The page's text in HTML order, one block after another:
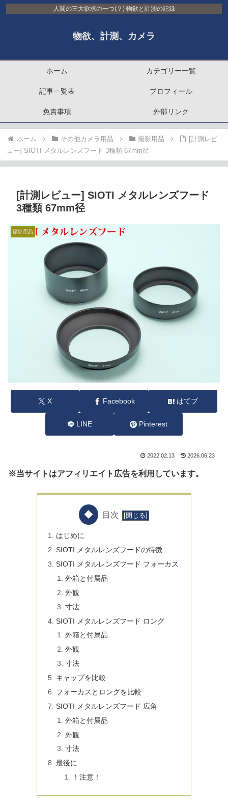
人間の三大欲求の一つ(？) 物欲と計測の記録
物欲、計測、カメラ
ホーム カテゴリー一覧
記事一覧表 プロフィール
免責事項 外部リンク
ホーム その他カメラ用品 撮影用品
[計測レビ
ュー] SIOTI メタルレンズフード 3種類 67mm径
[計測レビュー] SIOTI メタルレンズフード
3種類 67mm径
撮影用品
X Facebook はてブ
LINE Pinterest
2022.02.13 2026.06.23
※当サイトはアフィリエイト広告を利用しています。
目次
はじめに
SIOTI メタルレンズフードの特徴
SIOTI メタルレンズフード フォーカス
外箱と付属品
外観
寸法
SIOTI メタルレンズフード ロング
外箱と付属品
外観
寸法
キャップを比較
フォーカスとロングを比較
SIOTI メタルレンズフード 広角
外箱と付属品
外観
寸法
最後に
！注意！